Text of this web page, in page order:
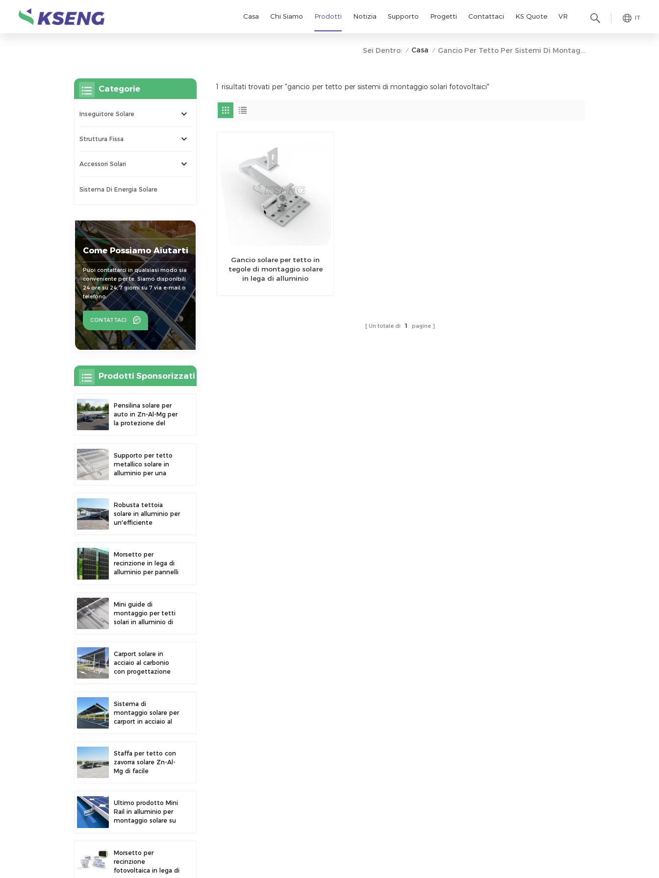
IT
Casa Chi Siamo Prodotti Notizia Supporto Progetti Contattaci KS Quote VR
Sei Dentro: / Casa / Gancio Per Tetto Per Sistemi Di Montaggio Solari Fotovoltaici
1 risultati trovati per "gancio per tetto per sistemi di montaggio solari fotovoltaici"
Gancio solare per tetto in
tegole di montaggio solare
in lega di alluminio
Un totale di 1 pagine
Categorie
Inseguitore Solare
Struttura Fissa
Accessori Solari
Sistema Di Energia Solare
Come Possiamo Aiutarti
Puoi contattarci in qualsiasi modo sia
conveniente per te. Siamo disponibili
24 ore su 24, 7 giorni su 7 via e-mail o
telefono.
CONTATTACI
Prodotti Sponsorizzati
Pensilina solare per
auto in Zn-Al-Mg per
la protezione del
Supporto per tetto
metallico solare in
alluminio per una
Robusta tettoia
solare in alluminio per
un'efficiente
Morsetto per
recinzione in lega di
alluminio per pannelli
recinzione.
Mini guide di
montaggio per tetti
solari in alluminio di
Carport solare in
acciaio al carbonio
con progettazione
Sistema di
montaggio solare per
carport in acciaio al
solari
Staffa per tetto con
zavorra solare Zn-Al-
Mg di facile
Ultimo prodotto Mini
Rail in alluminio per
montaggio solare su
Morsetto per
recinzione
fotovoltaica in lega di